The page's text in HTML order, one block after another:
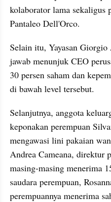
kolaborator lama sekaligus
Pantaleo Dell'Orco.
Selain itu, Yayasan
jawab menunjuk CEO
30 persen saham dan
di bawah level tersebut.
Selanjutnya, anggota
keponakan perempuan
mengawasi lini pakaian
Andrea Cameana, direktur
masing-masing menerima
saudara perempuan,
perempuannya menerima